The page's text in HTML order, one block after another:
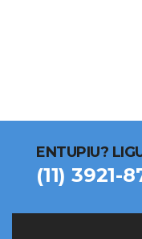
ENTUPIU?
(11) 3921-